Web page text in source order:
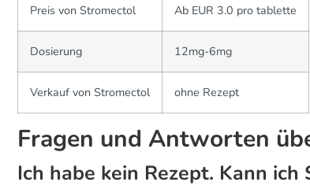
Preis von Stromectol Ab EUR 3.0 pro tablette
Dosierung 12mg-6mg
Verkauf von Stromectol ohne Rezept
Fragen und Antworten
Ich habe kein Rezept. Kann